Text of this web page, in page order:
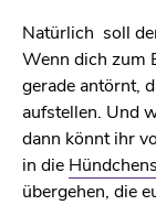
Natürlich soll
Wenn dich zum
gerade antörnt,
aufstellen. Und
dann könnt ihr
in die
übergehen, die